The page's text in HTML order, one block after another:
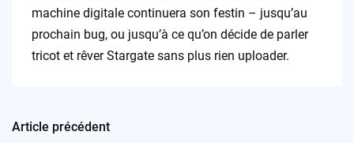
machine digitale continuera son festin – jusqu’au
prochain bug, ou jusqu’à ce qu’on décide de parler
tricot et rêver Stargate sans plus rien uploader.
Post
Article précédent